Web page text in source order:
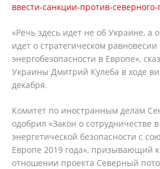
ввести-санкции-против-
«Речь здесь идет не об Украине, а
идет о стратегическом
энергобезопасности в Европе»,
Украины Дмитрий Кулеба в ходе
декабря.
Комитет по иностранным делам
одобрил «Закон о сотрудничестве
энергетической безопасности с
Европе 2019 года», призывающий
отношении проекта Северный